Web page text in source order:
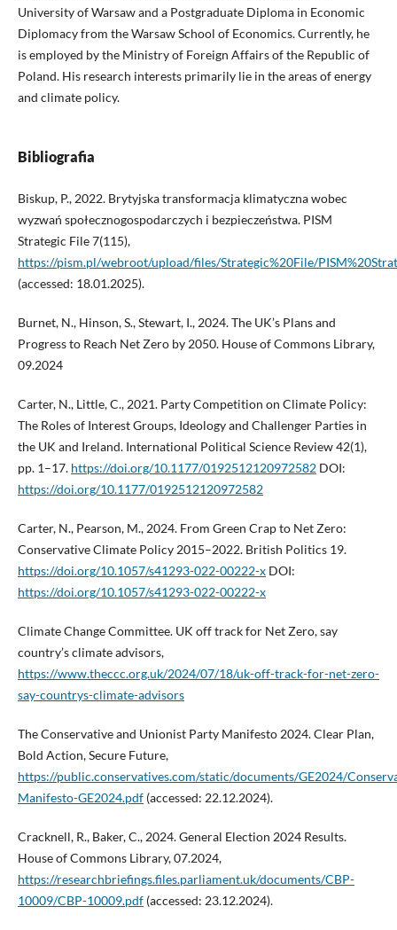
University of Warsaw and a Postgraduate Diploma in Economic
Diplomacy from the Warsaw School of Economics. Currently, he
is employed by the Ministry of Foreign Affairs of the Republic of
Poland. His research interests primarily lie in the areas of energy
and climate policy.
Bibliografia
Biskup, P., 2022. Brytyjska transformacja klimatyczna wobec
wyzwań społecznogospodarczych i bezpieczeństwa. PISM
Strategic File 7(115),
https://pism.pl/webroot/upload/files/Strategic%20File/
(accessed: 18.01.2025).
Burnet, N., Hinson, S., Stewart, I., 2024. The UK’s Plans and
Progress to Reach Net Zero by 2050. House of Commons Library,
09.2024
Carter, N., Little, C., 2021. Party Competition on Climate Policy:
The Roles of Interest Groups, Ideology and Challenger Parties in
the UK and Ireland. International Political Science Review 42(1),
pp. 1–17. https://doi.org/10.1177/0192512120972582DOI:
https://doi.org/10.1177/0192512120972582
Carter, N., Pearson, M., 2024. From Green Crap to Net Zero:
Conservative Climate Policy 2015–2022. British Politics 19.
https://doi.org/10.1057/s41293-022-00222-xDOI:
https://doi.org/10.1057/s41293-022-00222-x
Climate Change Committee. UK off track for Net Zero, say
country’s climate advisors,
https://www.theccc.org.uk/2024/07/18/uk-off-track-for-net-zero-
say-countrys-climate-advisors
The Conservative and Unionist Party Manifesto 2024. Clear Plan,
Bold Action, Secure Future,
https://public.conservatives.com/static/documents/GE2024/
Manifesto-GE2024.pdf(accessed: 22.12.2024).
Cracknell, R., Baker, C., 2024. General Election 2024 Results.
House of Commons Library, 07.2024,
https://researchbriefings.files.parliament.uk/documents/CBP-
10009/CBP-10009.pdf(accessed: 23.12.2024).